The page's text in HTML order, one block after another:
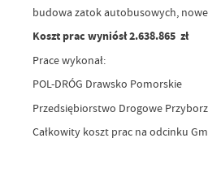
budowa zatok autobusowych,
Koszt prac wyniósł 2.638.865 zł
Prace wykonał:
POL-DRÓG Drawsko Pomorskie
Przedsiębiorstwo Drogowe
Całkowity koszt prac na odcinku